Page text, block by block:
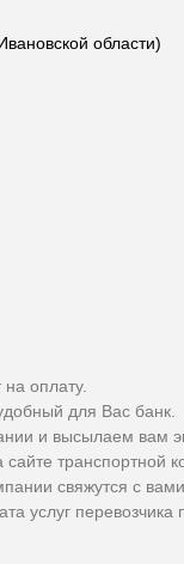
области)
оплату.
для Вас банк.
и высылаем вам
транспортной
свяжутся с
услуг перевозчика